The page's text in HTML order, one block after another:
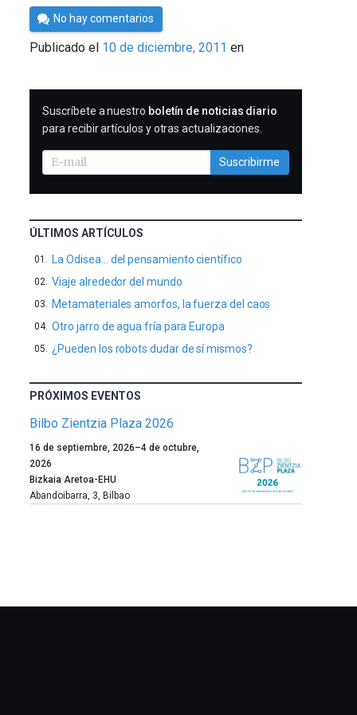
Por
Cultura
Cientifica
No hay comentarios
Publicado el 10 de diciembre, 2011 en
SUSCRIBIRME
Suscríbete a nuestro boletín de noticias diario
para recibir artículos y otras actualizaciones.
Suscribirme
ÚLTIMOS ARTÍCULOS
La Odisea… del pensamiento científico
Viaje alrededor del mundo
Metamateriales amorfos, la fuerza del caos
Otro jarro de agua fría para Europa
¿Pueden los robots dudar de sí mismos?
PRÓXIMOS EVENTOS
Bilbo Zientzia Plaza 2026
Un
año
más,
Bilbao
la
16 de septiembre, 2026–4 de octubre,
2026
Bizkaia Aretoa-EHU
Abandoibarra, 3, Bilbao